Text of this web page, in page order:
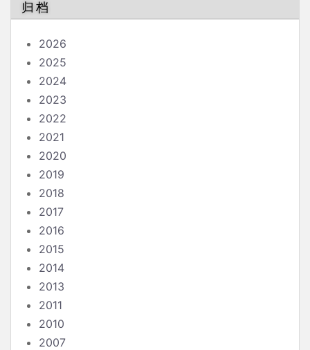
归档
2026
2025
2024
2023
2022
2021
2020
2019
2018
2017
2016
2015
2014
2013
2011
2010
2007